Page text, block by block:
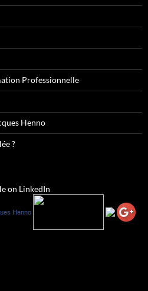
Professionnelle
Henno
?
Henno